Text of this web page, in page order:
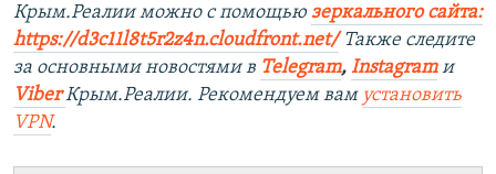
Крым.Реалии можно с помощью зеркального сайта:
https://d3c11l8t5r2z4n.cloudfront.net/Также следите
за основными новостями в Telegram, Instagramи
ViberКрым.Реалии. Рекомендуем вам установить
VPN.